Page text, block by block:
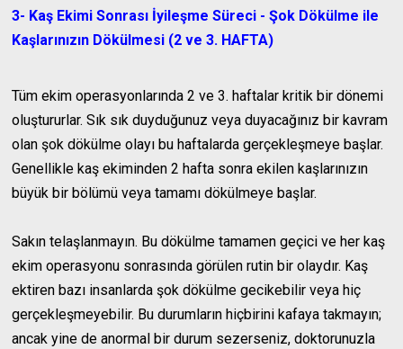
3- Kaş Ekimi Sonrası İyileşme Süreci - Şok Dökülme ile
Kaşlarınızın Dökülmesi (2 ve 3. HAFTA)
Tüm ekim operasyonlarında 2 ve 3. haftalar kritik bir dönemi
oluştururlar. Sık sık duyduğunuz veya duyacağınız bir kavram
olan şok dökülme olayı bu haftalarda gerçekleşmeye başlar.
Genellikle kaş ekiminden 2 hafta sonra ekilen kaşlarınızın
büyük bir bölümü veya tamamı dökülmeye başlar.
Sakın telaşlanmayın. Bu dökülme tamamen geçici ve her kaş
ekim operasyonu sonrasında görülen rutin bir olaydır. Kaş
ektiren bazı insanlarda şok dökülme gecikebilir veya hiç
gerçekleşmeyebilir. Bu durumların hiçbirini kafaya takmayın;
ancak yine de anormal bir durum sezerseniz, doktorunuzla